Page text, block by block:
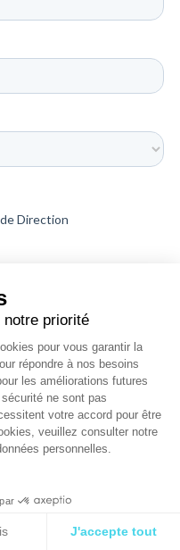
priorité
pour vous garantir la
répondre à nos besoins
les améliorations futures
ne sont pas
votre accord pour être
veuillez consulter notre
personnelles.
J'accepte tout